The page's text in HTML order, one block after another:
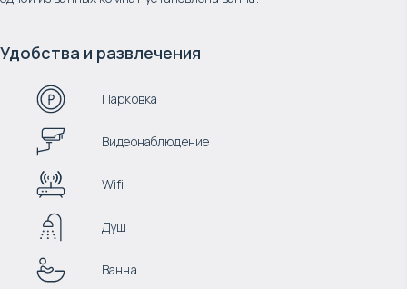
Удобства и развлечения
Парковка
Видеонаблюдение
Wifi
Душ
Ванна